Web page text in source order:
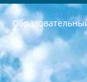
РЕСПУБЛИКА УЗБЕКИСТАН МИНИСТРЕРСТВО ДОШКОЛЬНОГО И ШКОЛЬНОГО ОБРАЗОВАНИЯ КОМАНДА в общеобразовательных учреждениях в 2023-2024 учебном году организация и проведение итоговой государственной аттестации обучающихся о Министра дошкольного и школьного образования Республики Узбекистан от 4 марта 2008 года (постановлением Минюста от 20 марта 2008 года № 1778 государственной регистрации) «Итоговое состояние учащихся общего среднего образования на основании положения об утверждении положения об аттестации общего среднего образования выпускной экзамен студентов в образовательных учреждениях в 2023-2024 учебном году В целях организации и прохождения аттестации приказываю: 1. Следующее: перечень предметов, по которым будет проводиться итоговая государственная аттестация и экзамен формы перевода согласно приложению 1; сертификаты международного образца, оценивающие уровень владения иностранными языками перечень согласно приложению 2; 2. Педагогический при специализированных образовательных учреждениях. научно-практический центр квалификации и международной оценки (Д.Давидова) 2024 г. До 25 марта: задания по предметам, по которым будет проводиться итоговая аттестация разработка и утверждение технических условий; итоговая аттестация на основании разработанного предметного задания разработка вопросов по предметам (устно и письменно), экзамен передача; общеобразовательные средние школы и специальные учебные заведения учащиеся выпускных классов школ и интернатов в агентской системе подготовка базы данных экзаменационных материалов и критериев оценки; перевод базы экзаменационных материалов на все языки обучения подать в Республиканский образовательный центр для изготовления; варианты экзаменов на основе разработанных контрольных материалов пусть будут поставлены задачи формирования. 3. Республиканский образовательный центр (Ш.Худайкулов) до 5 апреля 2024 года. до: база данных предоставленных экзаменационных материалов на все языки обучения перевод и экспертиза; для слепых, слабовидящих, глухих, слабослышащих и умственно отсталых детей учащиеся выпускных классов специализированных школ и школ-интернатов база данных экзаменационных материалов на всех преподаваемых языках подготовка критериев оценки; специализированные школы для умственно отсталых детей и технологии для учащихся выпускных классов школ-интернатов разработка соответствующих рекомендаций и критериев проведения ЕГЭ по естествознанию давать задания. 4. Педагогический при специализированных образовательных учреждениях. Научно-практический центр навыков и международной оценки (Д.Давидова), Республика образовательный центр (Худайкулов Ш.) итоговый государственный аттестационный экзамен ориентирован на творческое и логическое мышление при подготовке базы материалов учитывать введение заданий. 5. Следует отметить, что: сертификат государственного образца о знании общеобразовательного предмета и как минимум национальный уровень B1 по предметам на иностранных языках, указанным в Приложении 2. или международно признанный сертификат эквивалентного уровня студенты, изучающие определенный предмет, освобождаются от экзамена; по соответствующим предметам запланирована итоговая государственная аттестация за день до дня, путем жеребьевки Рабочей группой (в письменной форме по предметам, проводимым в форме) из числа сформированных вариантов выбрано 2 варианта; 2